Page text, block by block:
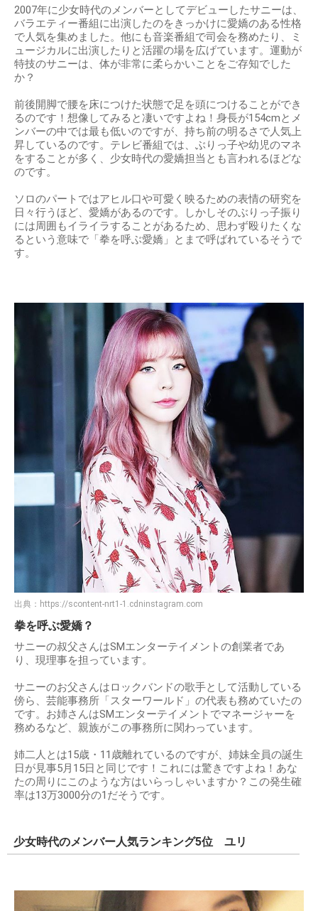
2007年に少女時代のメンバーとしてデビューしたサニーは、
バラエティー番組に出演したのをきっかけに愛嬌のある性格
で人気を集めました。他にも音楽番組で司会を務めたり、ミ
ュージカルに出演したりと活躍の場を広げています。運動が
特技のサニーは、体が非常に柔らかいことをご存知でした
か？
前後開脚で腰を床につけた状態で足を頭につけることができ
るのです！想像してみると凄いですよね！身長が154cmとメ
ンバーの中では最も低いのですが、持ち前の明るさで人気上
昇しているのです。テレビ番組では、ぶりっ子や幼児のマネ
をすることが多く、少女時代の愛嬌担当とも言われるほどな
のです。
ソロのパートではアヒル口や可愛く映るための表情の研究を
日々行うほど、愛嬌があるのです。しかしそのぶりっ子振り
には周囲もイライラすることがあるため、思わず殴りたくな
るという意味で「拳を呼ぶ愛嬌」とまで呼ばれているそうで
す。
出典： https://scontent-nrt1-1.cdninstagram.com
拳を呼ぶ愛嬌？
サニーの叔父さんはSMエンターテイメントの創業者であ
り、現理事を担っています。
サニーのお父さんはロックバンドの歌手として活動している
傍ら、芸能事務所「スターワールド」の代表も務めていたの
です。お姉さんはSMエンターテイメントでマネージャーを
務めるなど、親族がこの事務所に関わっています。
姉二人とは15歳・11歳離れているのですが、姉妹全員の誕生
日が見事5月15日と同じです！これには驚きですよね！あな
たの周りにこのような方はいらっしゃいますか？この発生確
率は13万3000分の1だそうです。
少女時代のメンバー人気ランキング5位 ユリ